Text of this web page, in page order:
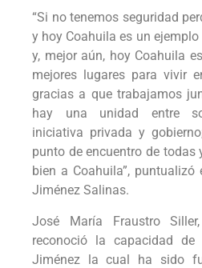
“Si no tenemos seguridad
y hoy Coahuila es un
y, mejor aún, hoy Coahuila
mejores lugares para vivir
gracias a que trabajamos
hay una unidad entre
iniciativa privada y
punto de encuentro de todas
bien a Coahuila”,
Jiménez Salinas.
José María Fraustro
reconoció la capacidad de
Jiménez la cual ha sido